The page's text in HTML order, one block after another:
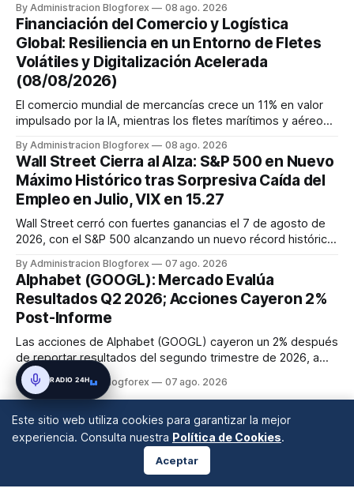
renta fija vio una caída en los rendimientos del Tesoro de
EE. UU. tras un informe de empleo más débil. El petróleo se
mantuvo al ...
By Administracion Blogforex 08 ago. 2026
Financiación del Comercio y Logística
Global: Resiliencia en un Entorno de Fletes
Volátiles y Digitalización Acelerada
(08/08/2026)
El comercio mundial de mercancías crece un 11% en valor
impulsado por la IA, mientras los fletes marítimos y aéreos
disrupciones geopolíticas y congestión. La financiación del
comercio, que depende en un 90% del crédito, se digitaliza
y el mercado...
By Administracion Blogforex 08 ago. 2026
Wall Street Cierra al Alza: S&P 500 en Nuevo
Máximo Histórico tras Sorpresiva Caída del
Empleo en Julio, VIX en 15.27
Wall Street cerró con fuertes ganancias el 7 de agosto de
2026, con el S&P 500 alcanzando un nuevo récord histórico
54,036.93 y el Nasdaq Composite escaló 1.3% a 26,690.62.
El impulso provino de un informe de empleo de julio
inesperadamente ...
By Administracion Blogforex 07 ago. 2026
Alphabet (GOOGL): Mercado Evalúa
Resultados Q2 2026; Acciones Cayeron 2%
Post-Informe
Las acciones de Alphabet (GOOGL) cayeron un 2% después
de reportar resultados del segundo trimestre de 2026, a
pesar de superar las expectativas en ingresos de la nube y
usuarios de Gemini, en un mercado que evalúa el impacto
By Administracion Blogforex 07 ago. 2026
Este sitio web utiliza cookies para garantizar la mejor
experiencia. Consulta nuestra Política de Cookies.
Aceptar
RADIO 24H